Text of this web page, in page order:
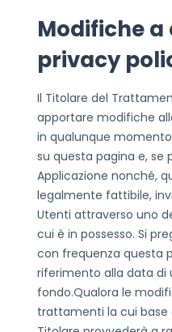
Modifiche a
privacy
Il Titolare del
apportare modifiche
in qualunque
su questa pagina e, se
Applicazione nonché,
legalmente fattibile,
Utenti attraverso uno
cui è in possesso. Si
con frequenza questa
riferimento alla data
fondo.Qualora le
trattamenti la cui base